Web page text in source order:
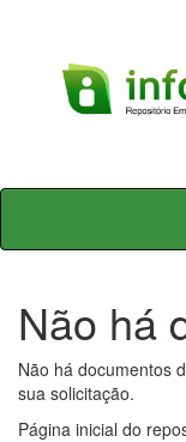
Skip
Não há
Não há documentos
sua solicitação.
Página inicial do